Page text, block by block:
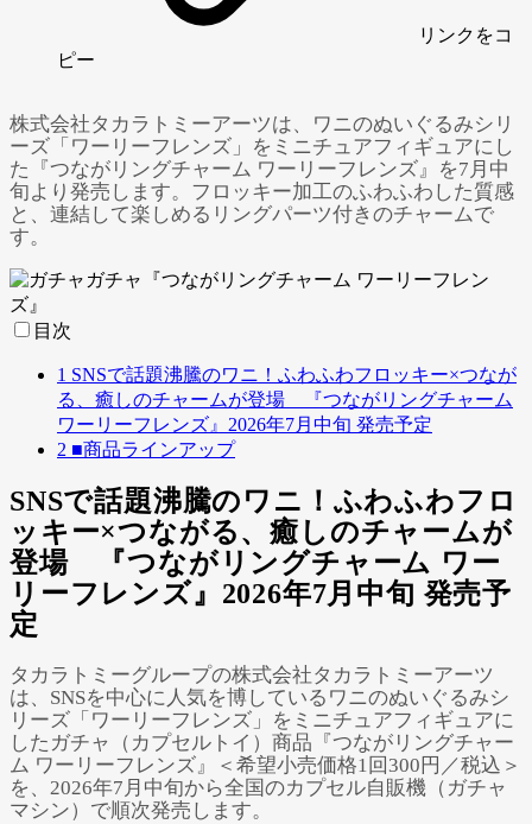
リンク をコ
ピー
株式会社タカラトミーアーツは、ワニのぬいぐるみシリ
ーズ「ワーリーフレンズ」をミニチュアフィギュアにし
た『つながリングチャーム ワーリーフレンズ』を7月中
旬より発売します。フロッキー加工のふわふわした質感
と、連結して楽しめるリングパーツ付きのチャームで
す。
目次
1 SNSで話題沸騰のワニ！ふわふわフロッキー×つなが
る、癒しのチャームが登場 『つながリングチャーム
ワーリーフレンズ』2026年7月中旬 発売予定
2 ■商品ラインアップ
SNSで話題沸騰のワニ！ふわふわフロ
ッキー×つながる、癒しのチャームが
登場 『つながリングチャーム ワー
リーフレンズ』2026年7月中旬 発売予
定
タカラトミーグループの株式会社タカラトミーアーツ
は、SNSを中心に人気を博しているワニのぬいぐるみシ
リーズ「ワーリーフレンズ」をミニチュアフィギュアに
したガチャ（カプセルトイ）商品『つながリングチャー
ム ワーリーフレンズ』＜希望小売価格1回300円／税込＞
を、2026年7月中旬から全国のカプセル自販機（ガチャ
マシン）で順次発売します。